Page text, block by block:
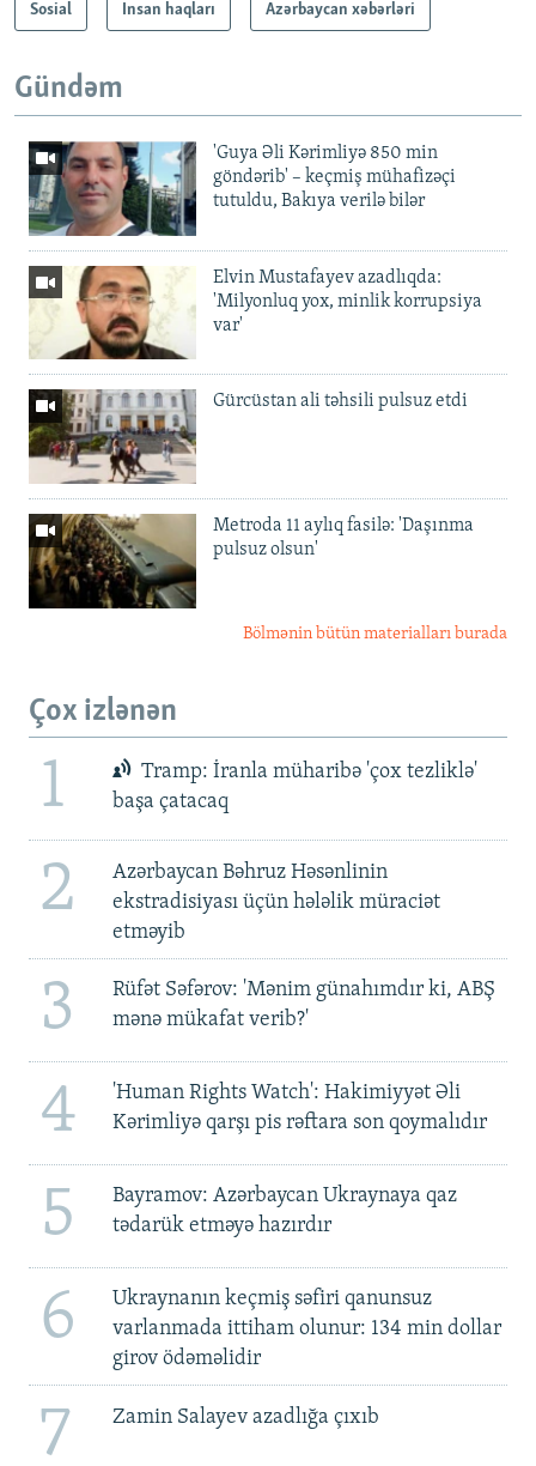
Sosial Insan haqları Azərbaycan xəbərləri
Gündəm
'Guya Əli Kərimliyə 850 min
göndərib' – keçmiş mühafizəçi
tutuldu, Bakıya verilə bilər
Elvin Mustafayev azadlıqda:
'Milyonluq yox, minlik korrupsiya
var'
Gürcüstan ali təhsili pulsuz etdi
Metroda 11 aylıq fasilə: 'Daşınma
pulsuz olsun'
Bölmənin bütün materialları burada
Çox izlənən
1
Tramp: İranla müharibə 'çox tezliklə'
başa çatacaq
2
Azərbaycan Bəhruz Həsənlinin
ekstradisiyası üçün hələlik müraciət
etməyib
3
Rüfət Səfərov: 'Mənim günahımdır ki, ABŞ
mənə mükafat verib?'
4
'Human Rights Watch': Hakimiyyət Əli
Kərimliyə qarşı pis rəftara son qoymalıdır
5
Bayramov: Azərbaycan Ukraynaya qaz
tədarük etməyə hazırdır
6
Ukraynanın keçmiş səfiri qanunsuz
varlanmada ittiham olunur: 134 min dollar
girov ödəməlidir
7 Zamin Salayev azadlığa çıxıb